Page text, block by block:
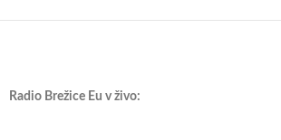
Radio Brežice Eu v živo: